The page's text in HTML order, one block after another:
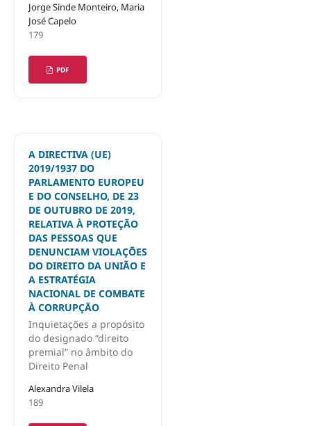
Jorge Sinde Monteiro, Maria
José Capelo
179
PDF
A DIRECTIVA (UE)
2019/1937 DO
PARLAMENTO EUROPEU
E DO CONSELHO, DE 23
DE OUTUBRO DE 2019,
RELATIVA À PROTEÇÃO
DAS PESSOAS QUE
DENUNCIAM VIOLAÇÕES
DO DIREITO DA UNIÃO E
A ESTRATÉGIA
NACIONAL DE COMBATE
À CORRUPÇÃO
Inquietações a propósito
do designado “direito
premial” no âmbito do
Direito Penal
Alexandra Vilela
189